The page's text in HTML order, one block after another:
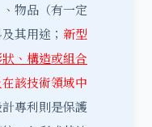
物品（有一定
其用途； 新型
、構造或組合
該技術領域中
計專利則是保護